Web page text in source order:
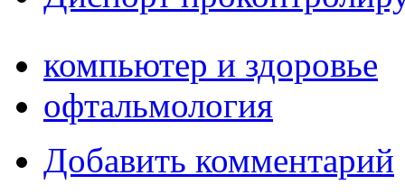
компьютер и здоровье
офтальмология
Добавить комментарий